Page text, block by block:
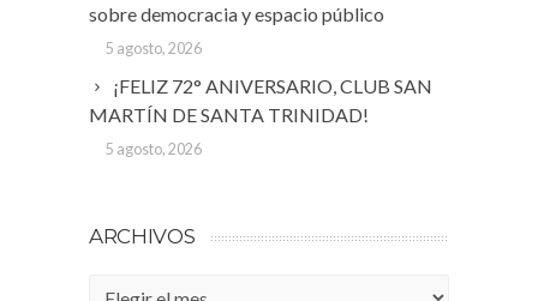
sobre democracia y espacio público
5 agosto, 2026
¡FELIZ 72° ANIVERSARIO, CLUB SAN
MARTÍN DE SANTA TRINIDAD!
5 agosto, 2026
ARCHIVOS
Archivos